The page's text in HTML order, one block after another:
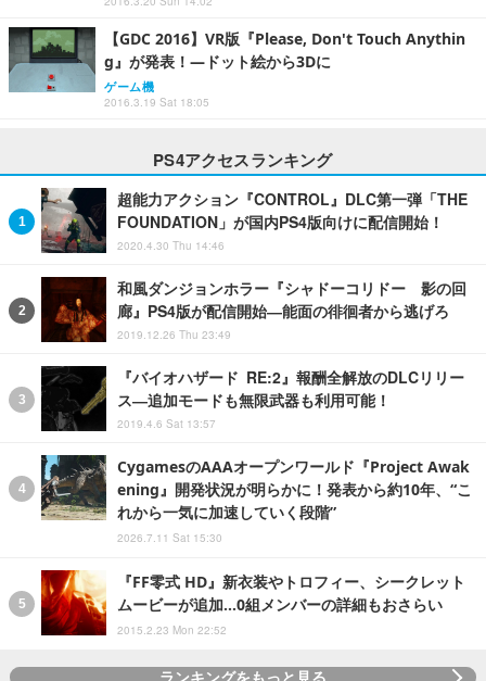
【GDC 2016】VR版『Please, Don't Touch Anythin
g』が発表！―ドット絵から3Dに
ゲーム機
2016.3.19 Sat 18:05
PS4アクセスランキング
超能力アクション『CONTROL』DLC第一弾「THE
FOUNDATION」が国内PS4版向けに配信開始！
2020.4.30 Thu 14:46
和風ダンジョンホラー『シャドーコリドー 影の回
廊』PS4版が配信開始―能面の徘徊者から逃げろ
2019.12.26 Thu 23:49
『バイオハザード RE:2』報酬全解放のDLCリリー
ス―追加モードも無限武器も利用可能！
2019.4.6 Sat 13:57
CygamesのAAAオープンワールド『Project Awak
ening』開発状況が明らかに！発表から約10年、“こ
れから一気に加速していく段階”
2026.7.11 Sat 15:30
『FF零式 HD』新衣装やトロフィー、シークレット
ムービーが追加…0組メンバーの詳細もおさらい
2015.2.23 Mon 22:52
ランキングをもっと見る